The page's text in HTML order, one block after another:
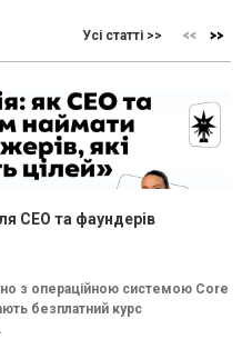
Усі статті >>
CEO та фаундерів
з операційною системою Core
безплатний курс